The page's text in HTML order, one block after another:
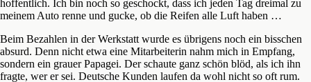
hoffentlich. Ich bin noch so geschockt, dass ich jeden Tag dreimal zu
meinem Auto renne und gucke, ob die Reifen alle Luft haben …
Beim Bezahlen in der Werkstatt wurde es übrigens noch ein bisschen
absurd. Denn nicht etwa eine Mitarbeiterin nahm mich in Empfang,
sondern ein grauer Papagei. Der schaute ganz schön blöd, als ich ihn
fragte, wer er sei. Deutsche Kunden laufen da wohl nicht so oft rum.